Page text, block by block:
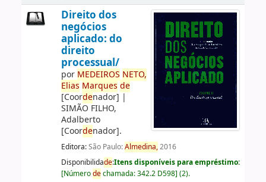
Direito dos
negócios
aplicado: do
direito
processual/
por MEDEIROS NETO,
Elias Marques de
[Coordenador] |
SIMÃO FILHO,
Adalberto
[Coordenador].
Editora:São Paulo:Almedina,2016
Disponibilidade:Itens disponíveis para empréstimo:
[Númerodechamada:342.2 D598] (2).